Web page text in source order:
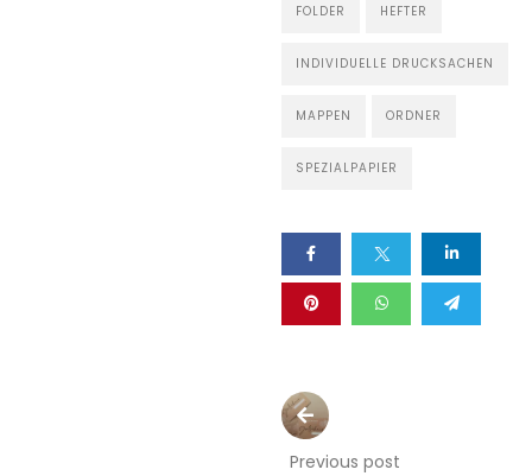
FOLDER HEFTER
INDIVIDUELLE DRUCKSACHEN
MAPPEN ORDNER
SPEZIALPAPIER
Previous post